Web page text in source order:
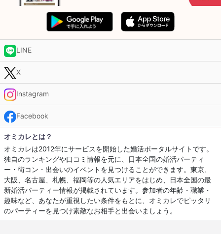
LINE
X
Instagram
Facebook
オミカレとは？
オミカレは2012年にサービスを開始した婚活ポータルサイトです。
独自のランキングや口コミ情報を元に、日本全国の婚活パーティ
ー・街コン・出会いのイベントを見つけることができます。東京、
大阪、名古屋、札幌、福岡等の人気エリアをはじめ、日本全国の最
新婚活パーティー情報が掲載されています。参加者の年齢・職業・
趣味など、あなたが重視したい条件をもとに、オミカレでピッタリ
のパーティーを見つけ素敵なお相手と出会いましょう。